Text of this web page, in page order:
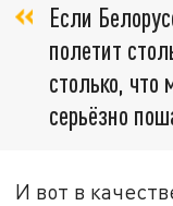
Если
полетит
столько,
серьёзно
И вот в